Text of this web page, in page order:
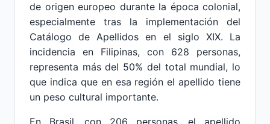
de origen europeo durante la época colonial,
especialmente tras la implementación del
Catálogo de Apellidos en el siglo XIX. La
incidencia en Filipinas, con 628 personas,
representa más del 50% del total mundial, lo
que indica que en esa región el apellido tiene
un peso cultural importante.
En Brasil, con 206 personas, el apellido